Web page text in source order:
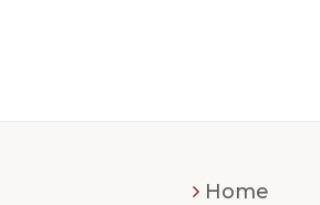
Home